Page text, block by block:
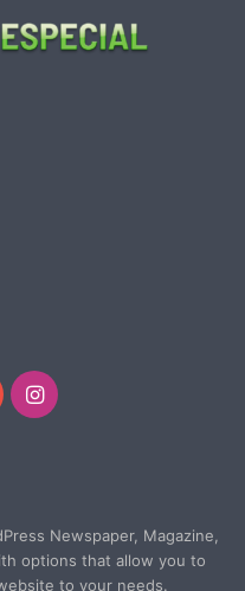
Instagram
Newspaper, Magazine,
options that allow you to
to your needs.